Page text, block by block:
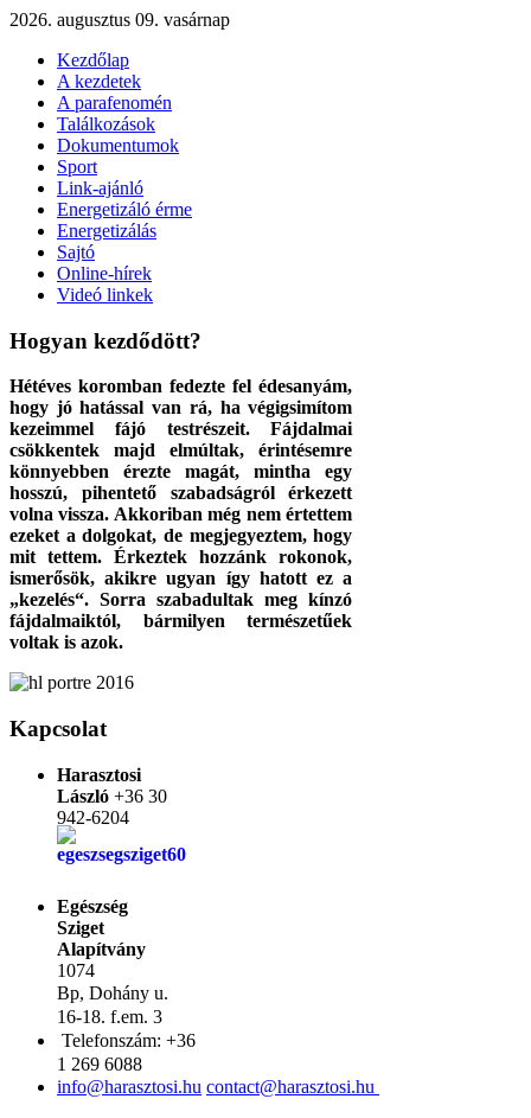
2026. augusztus 09. vasárnap
Kezdőlap
A kezdetek
A parafenomén
Találkozások
Dokumentumok
Sport
Link-ajánló
Energetizáló érme
Energetizálás
Sajtó
Online-hírek
Videó linkek
Hogyan kezdődött?
Hétéves koromban fedezte fel édesanyám,
hogy jó hatással van rá, ha végigsimítom
kezeimmel fájó testrészeit. Fájdalmai
csökkentek majd elmúltak, érintésemre
könnyebben érezte magát, mintha egy
hosszú, pihentető szabadságról érkezett
volna vissza. Akkoriban még nem értettem
ezeket a dolgokat, de megjegyeztem, hogy
mit tettem. Érkeztek hozzánk rokonok,
ismerősök, akikre ugyan így hatott ez a
„kezelés“. Sorra szabadultak meg kínzó
fájdalmaiktól, bármilyen természetűek
voltak is azok.
Kapcsolat
Harasztosi
László +36 30
942-6204
Egészség
Sziget
Alapítvány
1074
Bp, Dohány u.
16-18. f.em. 3
Telefonszám: +36
1 269 6088